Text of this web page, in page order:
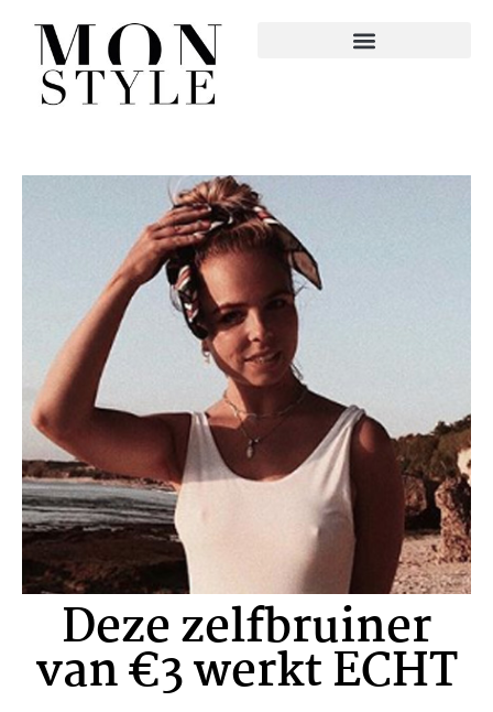
Deze zelfbruiner
van €3 werkt ECHT